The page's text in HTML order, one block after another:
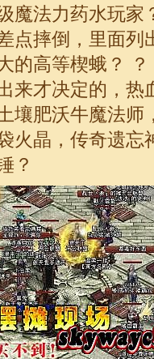
法力药水玩家
点摔倒，里面列
的高等楔蛾？
来才决定的，热
壤肥沃牛魔法师
火晶， 传奇遗忘
？